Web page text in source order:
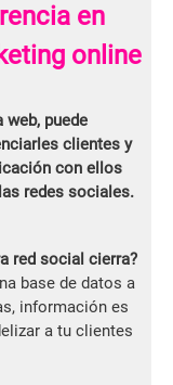
en
online
web, puede
clientes y
con ellos
redes sociales.
red social cierra?
base de datos a
información es
a tu clientes